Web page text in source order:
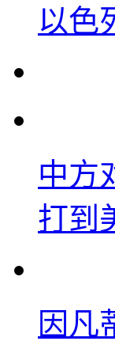
以色
中方
打到
因凡